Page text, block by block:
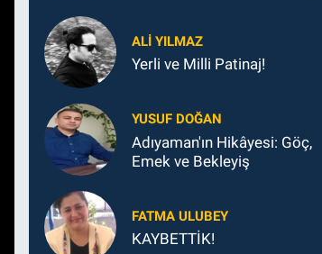
ALI YILMAZ
Yerli ve Milli Patinaj!
YUSUF DOĞAN
Adıyaman'ın Hikâyesi: Göç,
Emek ve Bekleyiş
FATMA ULUBEY
KAYBETTİK!